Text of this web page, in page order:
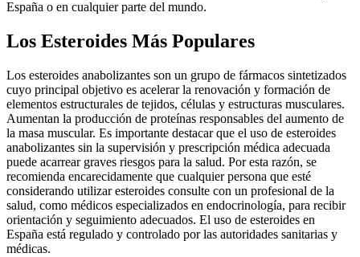
España o en cualquier parte del mundo.
Los Esteroides Más Populares
Los esteroides anabolizantes son un grupo de fármacos sintetizados
cuyo principal objetivo es acelerar la renovación y formación de
elementos estructurales de tejidos, células y estructuras musculares.
Aumentan la producción de proteínas responsables del aumento de
la masa muscular. Es importante destacar que el uso de esteroides
anabolizantes sin la supervisión y prescripción médica adecuada
puede acarrear graves riesgos para la salud. Por esta razón, se
recomienda encarecidamente que cualquier persona que esté
considerando utilizar esteroides consulte con un profesional de la
salud, como médicos especializados en endocrinología, para recibir
orientación y seguimiento adecuados. El uso de esteroides en
España está regulado y controlado por las autoridades sanitarias y
médicas.